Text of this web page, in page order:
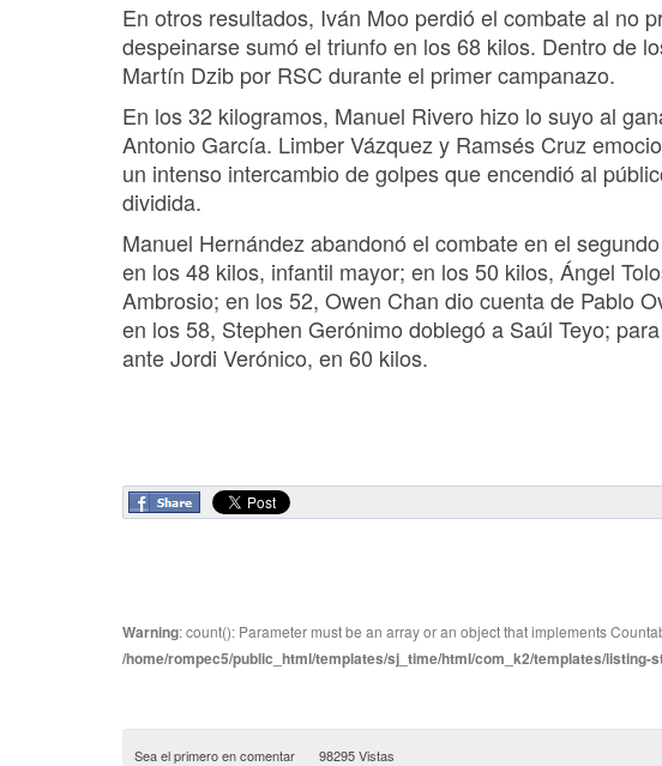
En otros resultados, Iván Moo perdió el combate al no
despeinarse sumó el triunfo en los 68 kilos. Dentro de
Martín Dzib por RSC durante el primer campanazo.
En los 32 kilogramos, Manuel Rivero hizo lo suyo al
Antonio García. Limber Vázquez y Ramsés Cruz
un intenso intercambio de golpes que encendió al
dividida.
Manuel Hernández abandonó el combate en el
en los 48 kilos, infantil mayor; en los 50 kilos, Ángel
Ambrosio; en los 52, Owen Chan dio cuenta de Pablo
en los 58, Stephen Gerónimo doblegó a Saúl Teyo;
ante Jordi Verónico, en 60 kilos.
Warning: count(): Parameter must be an array or an object that implements
/home/rompec5/public_html/templates/sj_time/html/com_k2/templates/listing-
Sea el primero en comentar 98295 Vistas